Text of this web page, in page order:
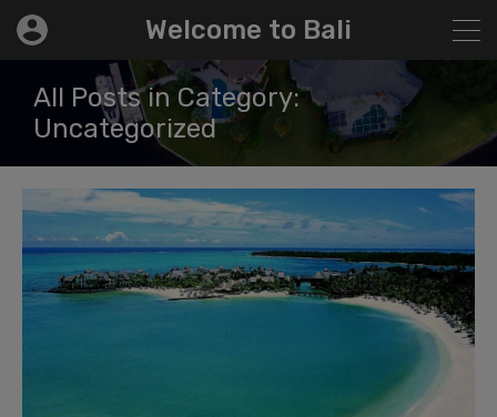
Welcome to Bali
All Posts in Category:
Uncategorized